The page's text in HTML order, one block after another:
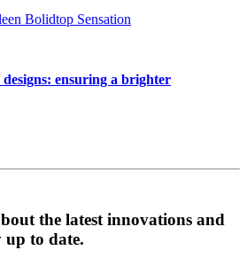
designs: ensuring a brighter
the latest innovations and
up to date.